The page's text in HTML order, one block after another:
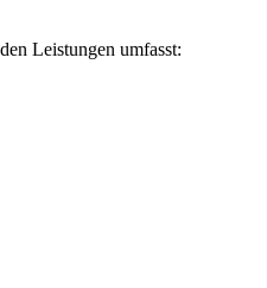
Leistungen umfasst: